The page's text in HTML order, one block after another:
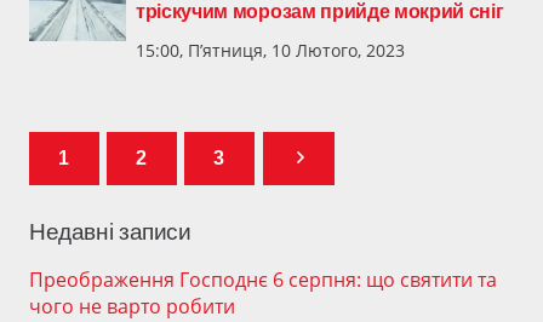
тріскучим морозам прийде мокрий сніг
15:00, П’ятниця, 10 Лютого, 2023
1 2 3
Недавні записи
Преображення Господнє 6 серпня: що святити та
чого не варто робити